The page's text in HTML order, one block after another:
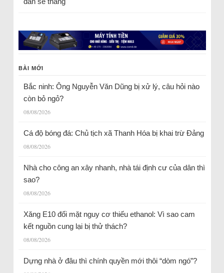
BÀI MỚI
Bắc ninh: Ông Nguyễn Văn Dũng bị xử lý, câu hỏi nào
còn bỏ ngỏ?
08/08/2026
Cá độ bóng đá: Chủ tịch xã Thanh Hóa bị khai trừ Đảng
08/08/2026
Nhà cho công an xây nhanh, nhà tái định cư của dân thì
sao?
08/08/2026
Xăng E10 đối mặt nguy cơ thiếu ethanol: Vì sao cam
kết nguồn cung lại bị thử thách?
08/08/2026
Dựng nhà ở đâu thì chính quyền mới thôi “dòm ngó”?